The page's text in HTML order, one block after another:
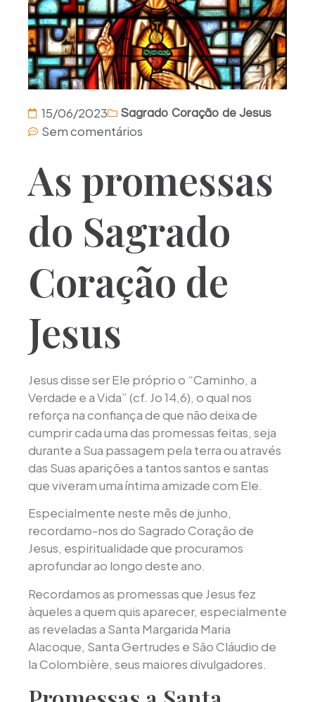
15/06/2023 Sagrado Coração de Jesus
Sem comentários
As promessas
do Sagrado
Coração de
Jesus
Jesus disse ser Ele próprio o “Caminho, a
Verdade e a Vida” (cf. Jo 14,6), o qual nos
reforça na confiança de que não deixa de
cumprir cada uma das promessas feitas, seja
durante a Sua passagem pela terra ou através
das Suas aparições a tantos santos e santas
que viveram uma íntima amizade com Ele.
Especialmente neste mês de junho,
recordamo-nos do Sagrado Coração de
Jesus, espiritualidade que procuramos
aprofundar ao longo deste ano.
Recordamos as promessas que Jesus fez
àqueles a quem quis aparecer, especialmente
as reveladas a Santa Margarida Maria
Alacoque, Santa Gertrudes e São Cláudio de
la Colombière, seus maiores divulgadores.